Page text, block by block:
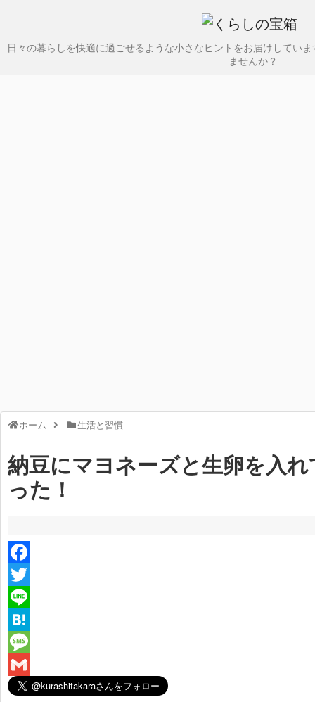
日々の暮らしを快適に過ごせるような小さなヒントをお届けしてい
ませんか？
ホーム 生活と習慣
納豆にマヨネーズと生卵を入
った！
F
a
e
b
o
T
w
i
t
i
n
e
H
a
t
M
eG